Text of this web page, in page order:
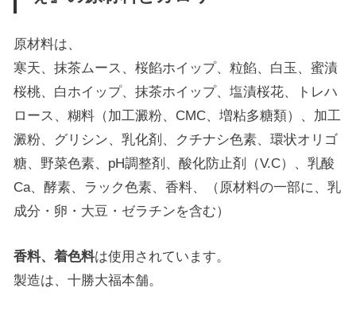
原材料は、
寒天、抹茶ムース、桜餡ホイップ、粒餡、白玉、蜜漬
桜桃、白ホイップ、抹茶ホイップ、塩漬桜花、トレハ
ロース、糊料（加工澱粉、CMC、増粘多糖類）、加工
澱粉、グリシン、乳化剤、クチナシ色素、環状オリゴ
糖、野菜色素、pH調整剤、酸化防止剤（V.C）、乳酸
Ca、酵素、ラック色素、香料、（原材料の一部に、乳
成分・卵・大豆・ゼラチンを含む）
香料、着色料は使用されています。
製造は、十勝大福本舗。